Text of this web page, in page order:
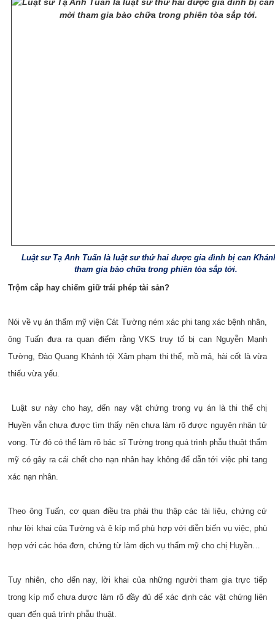
Luật sư Tạ Anh Tuấn là luật sư thứ hai được gia đình bị can
tham gia bào chữa trong phiên tòa sắp tới.
Trộm cắp hay chiếm giữ trái phép tài sản?
Nói về vụ án thẩm mỹ viện Cát Tường ném xác phi tang xác bệnh nhân,
ông Tuấn đưa ra quan điểm rằng VKS truy tố bị can Nguyễn Mạnh
Tường, Đào Quang Khánh tội Xâm phạm thi thể, mồ mả, hài cốt là vừa
thiếu vừa yếu.
Luật sư này cho hay, đến nay vật chứng trong vụ án là thi thể chị
Huyền vẫn chưa được tìm thấy nên chưa làm rõ được nguyên nhân tử
vong. Từ đó có thể làm rõ bác sĩ Tường trong quá trình phẫu thuật thẩm
mỹ có gây ra cái chết cho nạn nhân hay không để dẫn tới việc phi tang
xác nạn nhân.
Theo ông Tuấn, cơ quan điều tra phải thu thập các tài liệu, chứng cứ
như lời khai của Tường và ê kíp mổ phù hợp với diễn biến vụ việc, phù
hợp với các hóa đơn, chứng từ làm dịch vụ thẩm mỹ cho chị Huyền…
Tuy nhiên, cho đến nay, lời khai của những người tham gia trực tiếp
trong kíp mổ chưa được làm rõ đầy đủ để xác định các vật chứng liên
quan đến quá trình phẫu thuật.